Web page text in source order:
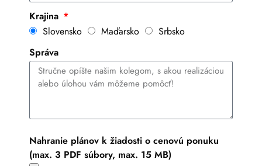
Krajina
Slovensko
Maďarsko
Srbsko
Správa
Nahranie plánov k žiadosti o cenovú ponuku
(max. 3 PDF súbory, max. 15 MB)